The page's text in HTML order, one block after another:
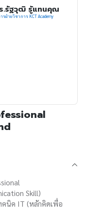
.รัฐวุฒิ รู้แทนคุณ
ฝ่ายวิชาการ KCT Academy
Skill)
คนิค IT (หลักคิดเพื่อ